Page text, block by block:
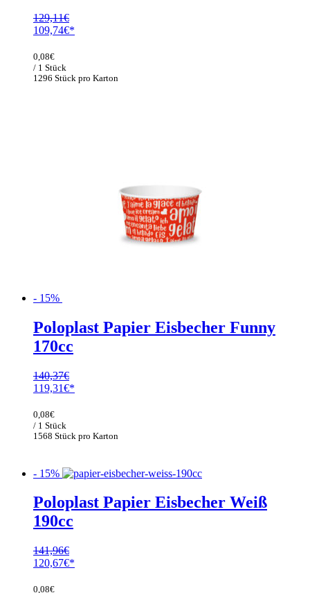
129,11€
Ursprünglicher
war:
129,11€
109,74€
1296 Stück pro Karton
0,08€
/ 1 Stück
- 15%
Poloplast Papier Eisbecher Funny
170cc
140,37€
Ursprünglicher
war:
140,37€
119,31€
1568 Stück pro Karton
0,08€
/ 1 Stück
- 15%
Poloplast Papier Eisbecher Weiß
190cc
141,96€
Ursprünglicher
war:
120,67€
0,08€